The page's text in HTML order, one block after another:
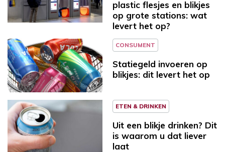
plastic flesjes en blikjes
op grote stations: wat
levert het op?
CONSUMENT
Statiegeld invoeren op
blikjes: dit levert het op
ETEN & DRINKEN
Uit een blikje drinken? Dit
is waarom u dat liever
laat